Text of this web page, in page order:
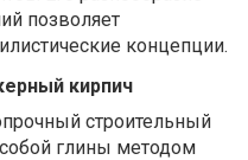
позволяет
концепции.
кирпич
строительный
глины методом